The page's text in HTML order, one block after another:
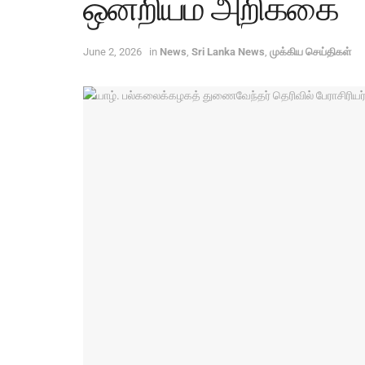
ஒன்றியம் அறிக்கை
June 2, 2026 in News Sri Lanka News முக்கிய செய்திகள்